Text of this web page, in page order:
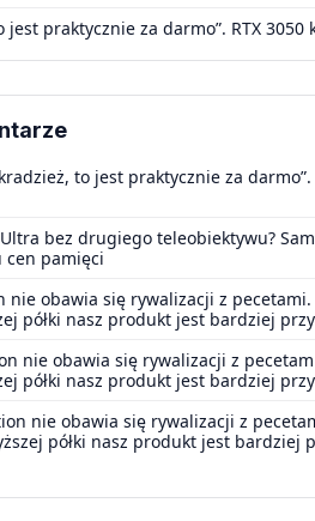
jest praktycznie za darmo”. RTX
to jest praktycznie za
Ultra bez drugiego teleobiektywu?
cen pamięci
nie obawia się rywalizacji z pecetami.
półki nasz produkt jest bardziej
nie obawia się rywalizacji z
półki nasz produkt jest bardziej
nie obawia się rywalizacji z
półki nasz produkt jest bardziej